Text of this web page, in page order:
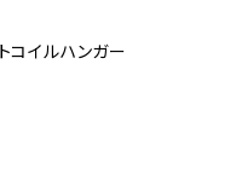
イルハンガー